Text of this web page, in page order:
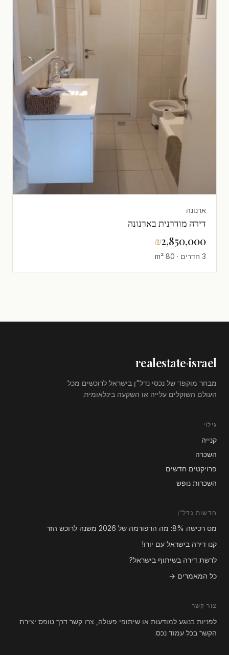
ארנונה
דירה מודרנית בארנונה
₪2,850,000
3 חדרים · 80 m²
realestate·israel
מבחר מוקפד של נכסי נדל"ן בישראל לרוכשים מכל
העולם השוקלים עלייה או השקעה בינלאומית.
גילוי
קנייה
השכרה
פרויקטים חדשים
השכרות נופש
חדשות נדל"ן
מס רכישה 8%: מה הרפורמה של 2026 משנה לרוכש הזר
קנו דירה בישראל עם יורו!
לרשת דירה בשיתוף בישראל?
כל המאמרים →
צור קשר
לפניות בנוגע למודעות או שיתופי פעולה, צרו קשר דרך טופס יצירת
הקשר בכל עמוד נכס.